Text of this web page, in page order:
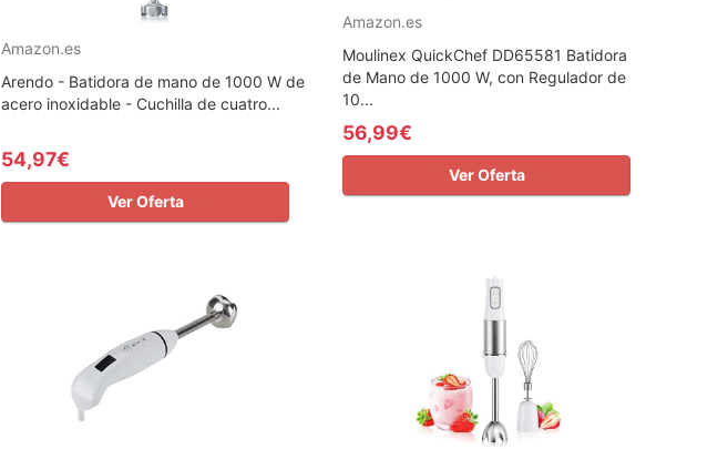
Amazon.es
Arendo - Batidora de mano de 1000 W de
acero inoxidable - Cuchilla de cuatro...
54,97€
Ver Oferta
Amazon.es
Moulinex QuickChef DD65581 Batidora
de Mano de 1000 W, con Regulador de
10...
56,99€
Ver Oferta